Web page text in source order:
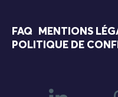
FAQ MENTIONS
POLITIQUE DE